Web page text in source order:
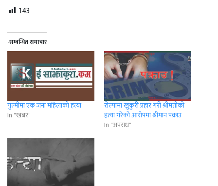
143
-सम्बन्धित समाचार
गुल्मीमा एक जना महिलाकाे हत्या
In "खबर"
राेल्पामा खुकुरी प्रहार गरी श्रीमतीको
हत्या गरेको आरोपमा श्रीमान पक्राउ
In "अपराध"